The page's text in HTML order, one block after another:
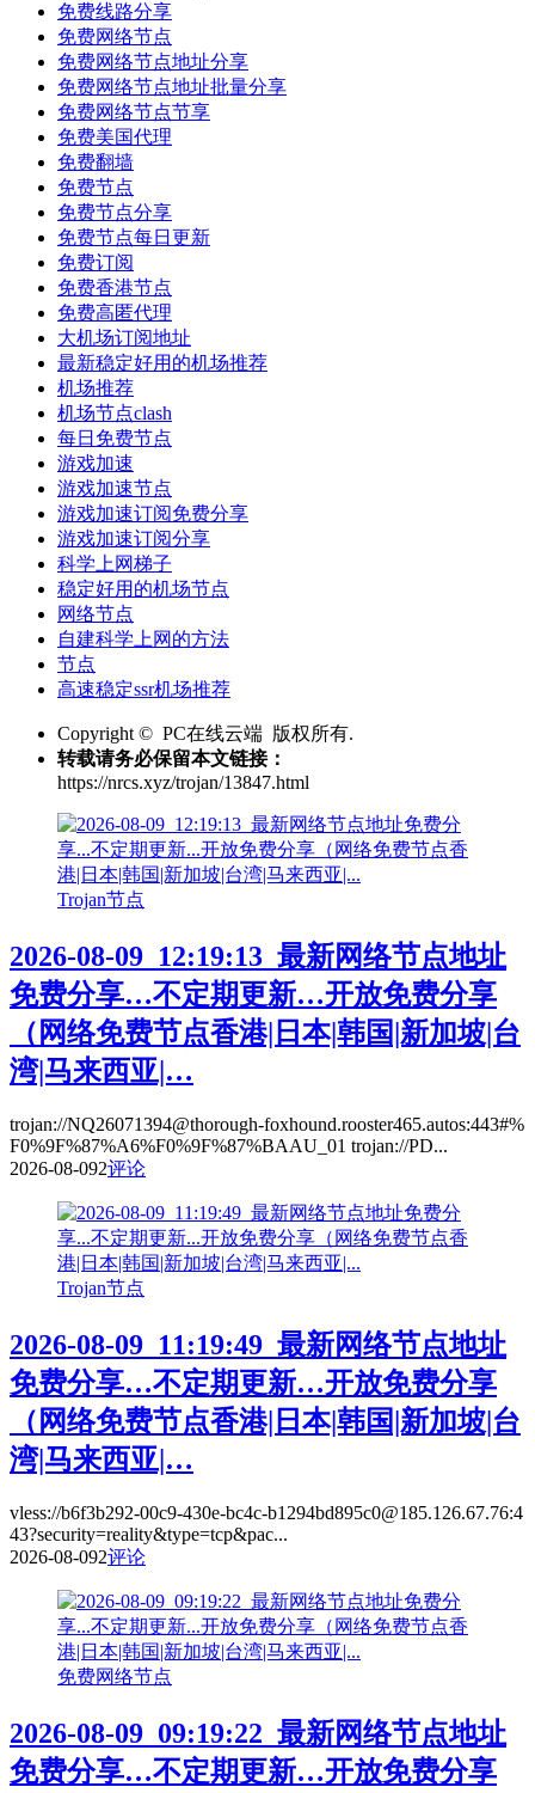
免费线路分享
免费网络节点
免费网络节点地址分享
免费网络节点地址批量分享
免费网络节点节享
免费美国代理
免费翻墙
免费节点
免费节点分享
免费节点每日更新
免费订阅
免费香港节点
免费高匿代理
大机场订阅地址
最新稳定好用的机场推荐
机场推荐
机场节点clash
每日免费节点
游戏加速
游戏加速节点
游戏加速订阅免费分享
游戏加速订阅分享
科学上网梯子
稳定好用的机场节点
网络节点
自建科学上网的方法
节点
高速稳定ssr机场推荐
Copyright © PC在线云端 版权所有.
转载请务必保留本文链接：
https://nrcs.xyz/trojan/13847.html
Trojan节点
2026-08-09_12:19:13_最新网络节点地址
免费分享…不定期更新…开放免费分享
（网络免费节点香港|日本|韩国|新加坡|台
湾|马来西亚|…
trojan://NQ26071394@thorough-foxhound.rooster465.autos:443#%
F0%9F%87%A6%F0%9F%87%BAAU_01 trojan://PD...
2026-08-092评论
Trojan节点
2026-08-09_11:19:49_最新网络节点地址
免费分享…不定期更新…开放免费分享
（网络免费节点香港|日本|韩国|新加坡|台
湾|马来西亚|…
vless://b6f3b292-00c9-430e-bc4c-b1294bd895c0@185.126.67.76:4
43?security=reality&type=tcp&pac...
2026-08-092评论
免费网络节点
2026-08-09_09:19:22_最新网络节点地址
免费分享…不定期更新…开放免费分享